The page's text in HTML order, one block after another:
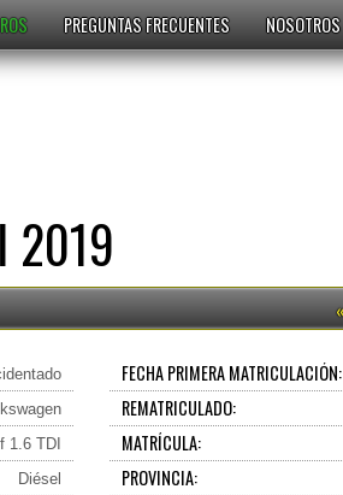
PREGUNTAS FRECUENTES NOSOTROS
2019
1.6 TDI
Diésel
FECHA PRIMERA MATRICULACIÓN:
REMATRICULADO:
MATRÍCULA:
PROVINCIA: